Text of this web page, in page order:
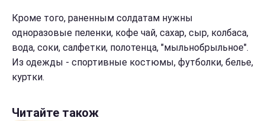
Кроме того, раненным солдатам нужны
одноразовые пеленки, кофе чай, сахар, сыр, колбаса,
вода, соки, салфетки, полотенца, "мыльнобрыльное".
Из одежды - спортивные костюмы, футболки, белье,
куртки.
Читайте також